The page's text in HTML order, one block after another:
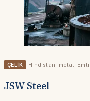
ÇELIK Hindistan metal
JSW Steel